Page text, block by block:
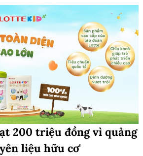
200 triệu đồng vì quảng
liệu hữu cơ'